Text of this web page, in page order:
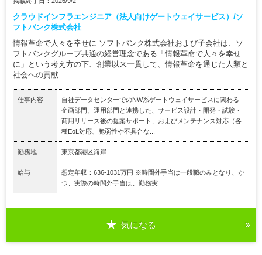
クラウドインフラエンジニア（法人向けゲートウェイサービス）/ソ
フトバンク株式会社
情報革命で人々を幸せに ソフトバンク株式会社および子会社は、ソ
フトバンクグループ共通の経営理念である「情報革命で人々を幸せ
に」という考え方の下、創業以来一貫して、情報革命を通じた人類と
社会への貢献...
仕事内容
自社データセンターでのNW系ゲートウェイサービスに関わる
企画部門、運用部門と連携した、サービス設計・開発・試験・
商用リリース後の提案サポート、およびメンテナンス対応（各
種EoL対応、脆弱性や不具合な...
勤務地 東京都港区海岸
給与
想定年収：636-1031万円 ※時間外手当は一般職のみとなり、か
つ、実際の時間外手当は、勤務実...
気になる